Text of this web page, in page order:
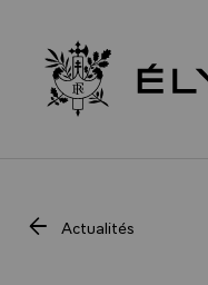
Retour à l’accueil
Actualités